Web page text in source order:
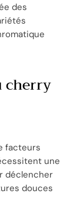
des
cherry
facteurs
une
déclencher
douces